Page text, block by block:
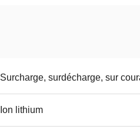
Surcharge, surdécharge, sur
Ion lithium